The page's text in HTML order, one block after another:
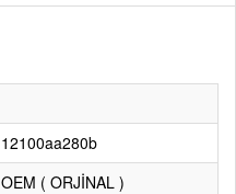
12100aa280b
OEM ( ORJİNAL )